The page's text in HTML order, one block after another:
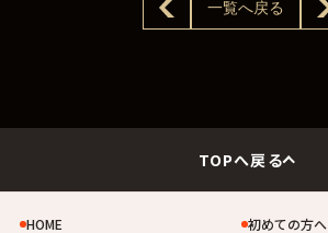
一覧へ戻る
TOPへ戻る
HOME
初めての方へ